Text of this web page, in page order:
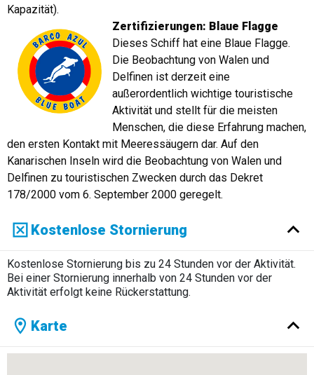
Kapazität).
Zertifizierungen: Blaue Flagge
Dieses Schiff hat eine Blaue Flagge.
Die Beobachtung von Walen und
Delfinen ist derzeit eine
außerordentlich wichtige touristische
Aktivität und stellt für die meisten
Menschen, die diese Erfahrung machen,
den ersten Kontakt mit Meeressäugern dar. Auf den
Kanarischen Inseln wird die Beobachtung von Walen und
Delfinen zu touristischen Zwecken durch das Dekret
178/2000 vom 6. September 2000 geregelt.
Kostenlose Stornierung
Kostenlose Stornierung bis zu 24 Stunden vor der Aktivität.
Bei einer Stornierung innerhalb von 24 Stunden vor der
Aktivität erfolgt keine Rückerstattung.
Karte